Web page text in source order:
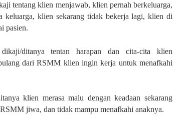
tentang klien menjawab, klien pernah berkeluarga,
keluarga, klien sekarang tidak bekerja lagi, klien di
pasien.
ditanya tentan harapan dan cita-cita klien
dari RSMM klien ingin kerja untuk menafkahi
klien merasa malu dengan keadaan sekarang
jiwa, dan tidak mampu menafkahi anaknya.